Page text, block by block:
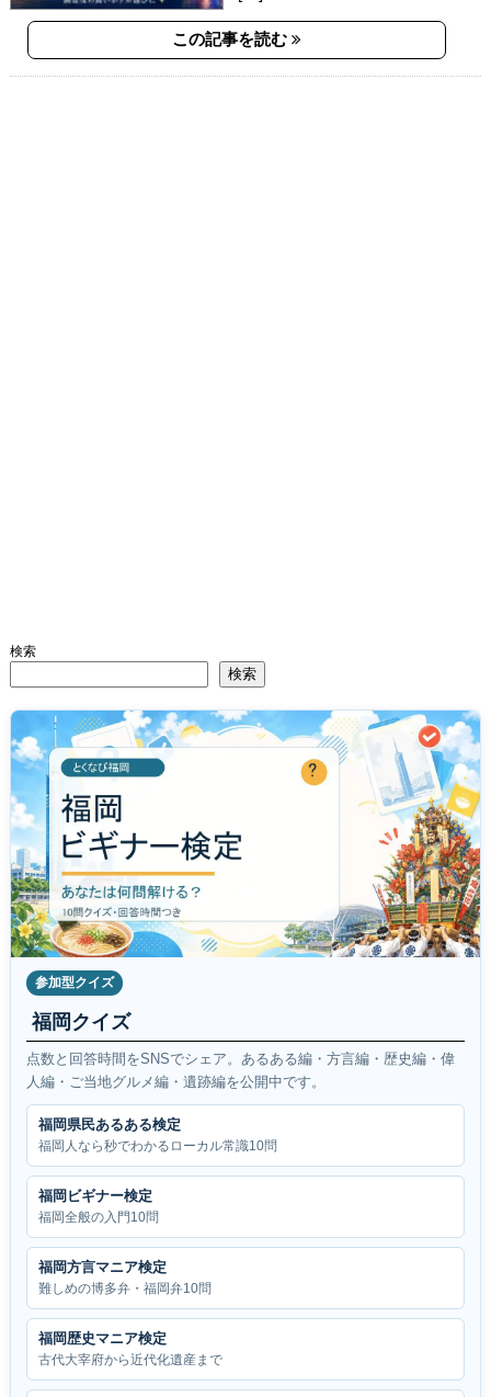
この記事を読む
検索
検索
参加型クイズ
福岡クイズ
点数と回答時間をSNSでシェア。あるある編・方言編・歴史編・偉
人編・ご当地グルメ編・遺跡編を公開中です。
福岡県民あるある検定
福岡人なら秒でわかるローカル常識10問
福岡ビギナー検定
福岡全般の入門10問
福岡方言マニア検定
難しめの博多弁・福岡弁10問
福岡歴史マニア検定
古代大宰府から近代化遺産まで